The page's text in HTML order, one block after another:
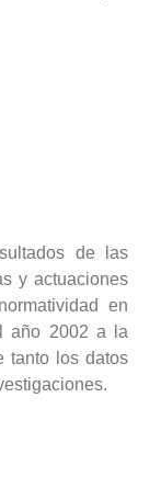
de las
y actuaciones
en
año 2002 a la
tanto los datos